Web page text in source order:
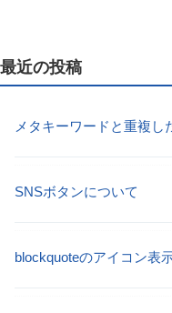
最近の投稿
メタキーワードと重複し
SNSボタンについて
blockquoteのアイコン表